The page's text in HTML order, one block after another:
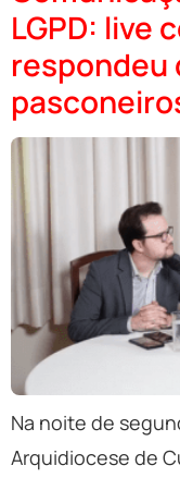
LGPD: live
respondeu
Na noite de
Arquidiocese de